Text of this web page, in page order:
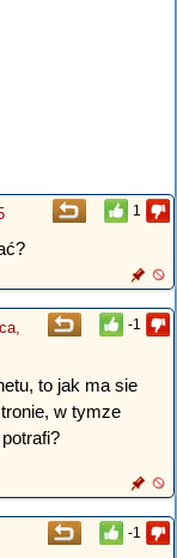
1
-1
to jak ma sie
w tymze
-1